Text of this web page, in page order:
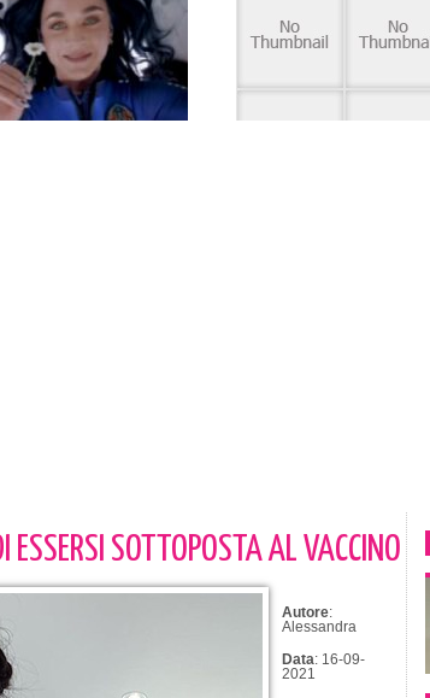
ESSERSI SOTTOPOSTA AL VACCINO
Autore:
Alessandra
Data: 16-09-
2021